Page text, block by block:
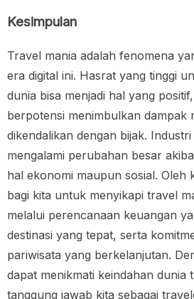
Kesimpulan
Travel mania adalah fenomena
era digital ini. Hasrat yang tinggi
dunia bisa menjadi hal yang
berpotensi menimbulkan dampak
dikendalikan dengan bijak.
mengalami perubahan besar
hal ekonomi maupun sosial. Oleh
bagi kita untuk menyikapi travel
melalui perencanaan keuangan
destinasi yang tepat, serta
pariwisata yang berkelanjutan.
dapat menikmati keindahan dunia
tanggung jawab kita sebagai